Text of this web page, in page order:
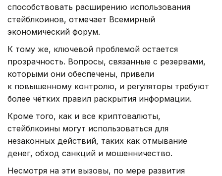
способствовать расширению использования
стейблкоинов, отмечает Всемирный
экономический форум.
К тому же, ключевой проблемой остается
прозрачность. Вопросы, связанные с резервами,
которыми они обеспечены, привели
к повышенному контролю, и регуляторы требуют
более чётких правил раскрытия информации.
Кроме того, как и все криптовалюты,
стейблкоины могут использоваться для
незаконных действий, таких как отмывание
денег, обход санкций и мошенничество.
Несмотря на эти вызовы, по мере развития